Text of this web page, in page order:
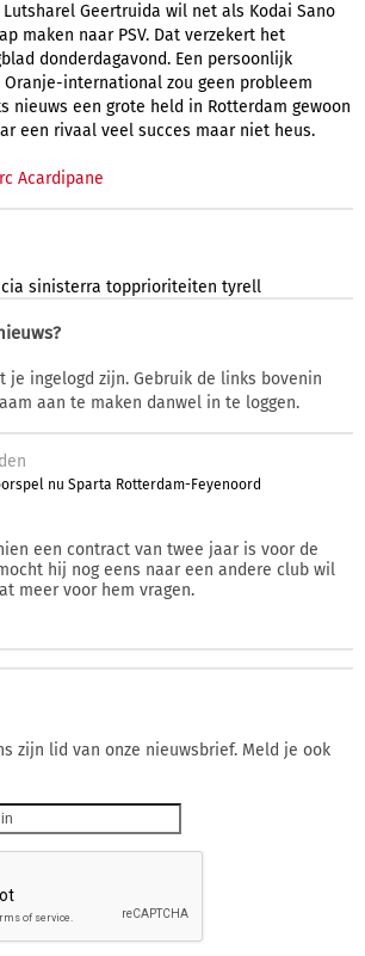
Geertruida wil net als Kodai Sano
maken naar PSV. Dat verzekert het
donderdagavond. Een persoonlijk
international zou geen probleem
nieuws een grote held in Rotterdam gewoon
een rivaal veel succes maar niet heus.
Acardipane
sinisterra topprioriteiten tyrell
je ingelogd zijn. Gebruik de links bovenin
aan te maken danwel in te loggen.
nu Sparta Rotterdam-Feyenoord
een contract van twee jaar is voor de
hij nog eens naar een andere club wil
meer voor hem vragen.
zijn lid van onze nieuwsbrief. Meld je ook